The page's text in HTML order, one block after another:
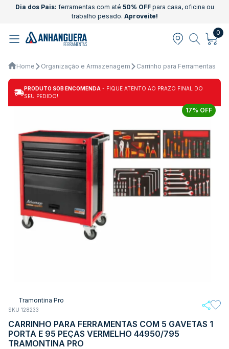
Dia dos Pais: ferramentas com até 50% OFFpara casa, oficina ou
trabalho pesado. Aproveite!
0
Home Organização e Armazenagem Carrinho para Ferramentas
PRODUTO SOB ENCOMENDA - FIQUE ATENTO AO PRAZO FINAL DO
SEU PEDIDO!
17% OFF
Tramontina Pro
SKU 128233
CARRINHO PARA FERRAMENTAS COM 5 GAVETAS 1
PORTA E 95 PEÇAS VERMELHO 44950/795
TRAMONTINA PRO